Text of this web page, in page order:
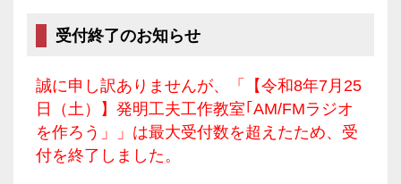
受付終了のお知らせ
誠に申し訳ありませんが、「【令和8年7月25
日（土）】発明工夫工作教室｢AM/FMラジオ
を作ろう」」は最大受付数を超えたため、受
付を終了しました。